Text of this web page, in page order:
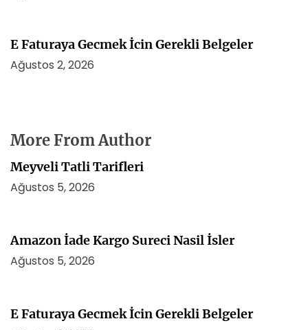
E Faturaya Gecmek İcin Gerekli Belgeler
Ağustos 2, 2026
More From Author
Meyveli Tatli Tarifleri
Ağustos 5, 2026
Amazon İade Kargo Sureci Nasil İsler
Ağustos 5, 2026
E Faturaya Gecmek İcin Gerekli Belgeler